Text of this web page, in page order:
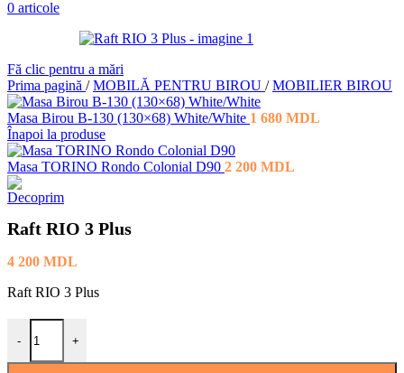
0 articole
Fă clic pentru a mări
Prima pagină / MOBILĂ PENTRU BIROU / MOBILIER BIROU
Masa Birou B-130 (130×68) White/White 1 680 MDL
Înapoi la produse
Masa TORINO Rondo Colonial D90 2 200 MDL
Raft RIO 3 Plus
4 200 MDL
Raft RIO 3 Plus
-
Cantitate Raft RIO 3 Plus
+